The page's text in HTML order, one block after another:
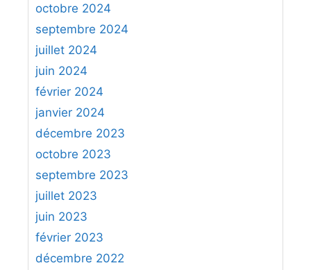
octobre 2024
septembre 2024
juillet 2024
juin 2024
février 2024
janvier 2024
décembre 2023
octobre 2023
septembre 2023
juillet 2023
juin 2023
février 2023
décembre 2022